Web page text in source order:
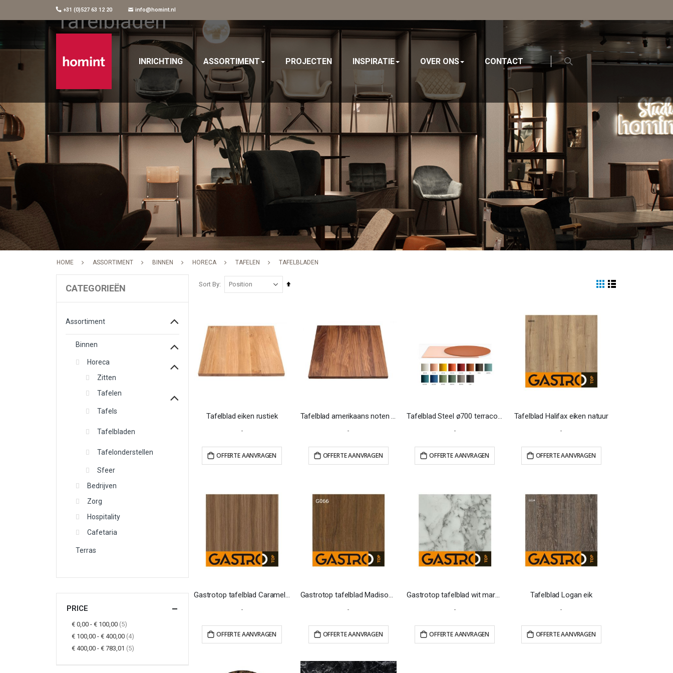
+31 (0)527 63 12 20 info@homint.nl
INRICHTING ASSORTIMENT PROJECTEN INSPIRATIE OVER ONS CONTACT
Tafelbladen
HOME ASSORTIMENT BINNEN HORECA TAFELEN TAFELBLADEN
Sort By
Set
View
Tafelblad eiken rustiek
-
OFFERTE AANVRAGEN
-
OFFERTE AANVRAGEN
-
OFFERTE AANVRAGEN
Tafelblad Halifax eiken natuur
-
OFFERTE AANVRAGEN
Gastrotop tafelblad Caramel Franklin Walnut
-
OFFERTE AANVRAGEN
Gastrotop tafelblad Madison noten
-
OFFERTE AANVRAGEN
Gastrotop tafelblad wit marmer
-
OFFERTE AANVRAGEN
Tafelblad Logan eik
-
OFFERTE AANVRAGEN
CATEGORIEËN
Assortiment
Binnen
Horeca
Zitten
Tafelen
Tafels
Tafelbladen
Tafelonderstellen
Sfeer
Bedrijven
Zorg
Hospitality
Cafetaria
Terras
PRICE
€ 0,00 - € 100,00 5
items
€ 100,00 - € 400,00 4
items
€ 400,00 - € 783,01 5
items